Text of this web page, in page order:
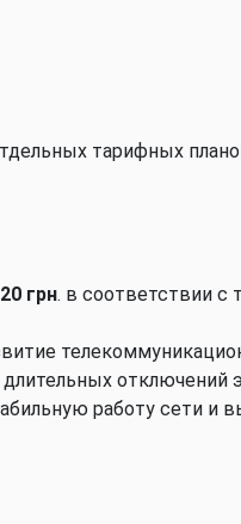
тарифных
грн. в соответствии с
отключений
работу сети и